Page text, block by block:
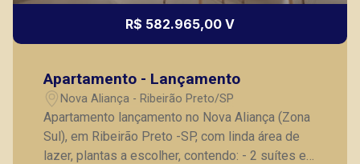
Lucelia Mariotti
(16) 99222-2915
Corretor(a) Online
CORRETOR DE PLANTÃO
R$ 582.965,00 V
Apartamento - Lançamento
Nova Aliança - Ribeirão Preto/SP
Apartamento lançamento no Nova Aliança (Zona
Sul), em Ribeirão Preto -SP, com linda área de
lazer, plantas a escolher, contendo: - 2 suítes e